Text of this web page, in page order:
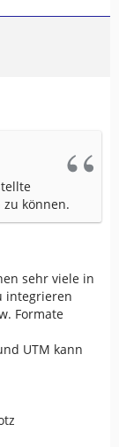
können.
sehr viele in
integrieren
Formate
UTM kann